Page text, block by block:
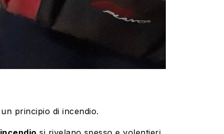
principio di incendio.